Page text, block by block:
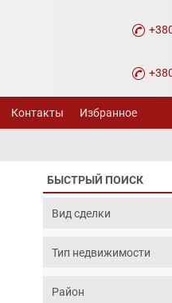
Контакты Избранное
БЫСТРЫЙ ПОИСК